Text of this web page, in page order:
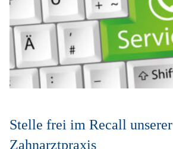
Stelle frei im Recall unserer
Zahnarztpraxis